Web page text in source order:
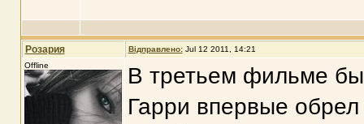
Розария Відправлено: Jul 12 2011, 14:21
Offline
В третьем фильме
Гарри впервые обрел